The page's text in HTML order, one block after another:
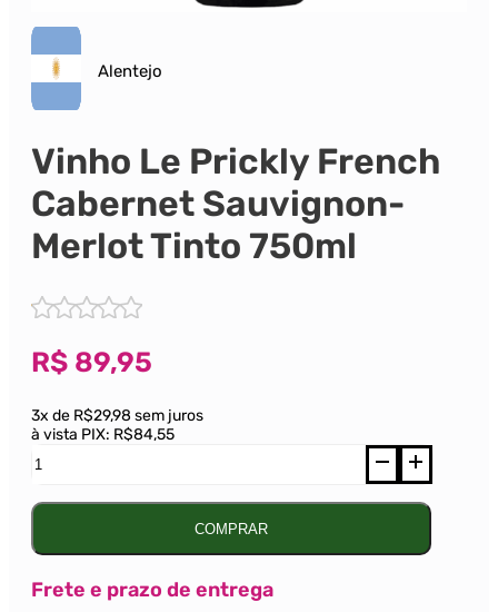
Alentejo
Vinho Le Prickly French
Cabernet Sauvignon-
Merlot Tinto 750ml
R$ 89,95
3x de R$29,98 sem juros
à vista PIX: R$84,55
Le
French
Sauvignon-
Tinto
COMPRAR
Frete e prazo de entrega